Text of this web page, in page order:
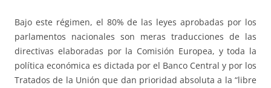
Bajo este régimen, el 80% de las leyes aprobadas por los
parlamentos nacionales son meras traducciones de las
directivas elaboradas por la Comisión Europea, y toda la
política económica es dictada por el Banco Central y por los
Tratados de la Unión que dan prioridad absoluta a la “libre